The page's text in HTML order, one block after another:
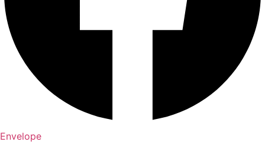
Envelope